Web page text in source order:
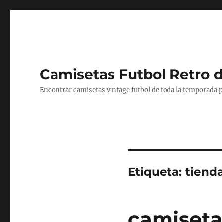
Camisetas Futbol Retro
Encontrar camisetas vintage futbol de toda la temporada
Etiqueta: